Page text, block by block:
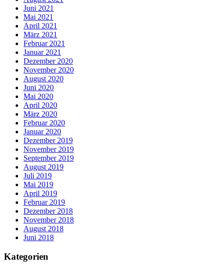
Juni 2021
Mai 2021
April 2021
März 2021
Februar 2021
Januar 2021
Dezember 2020
November 2020
August 2020
Juni 2020
Mai 2020
April 2020
März 2020
Februar 2020
Januar 2020
Dezember 2019
November 2019
September 2019
August 2019
Juli 2019
Mai 2019
April 2019
Februar 2019
Dezember 2018
November 2018
August 2018
Juni 2018
Kategorien